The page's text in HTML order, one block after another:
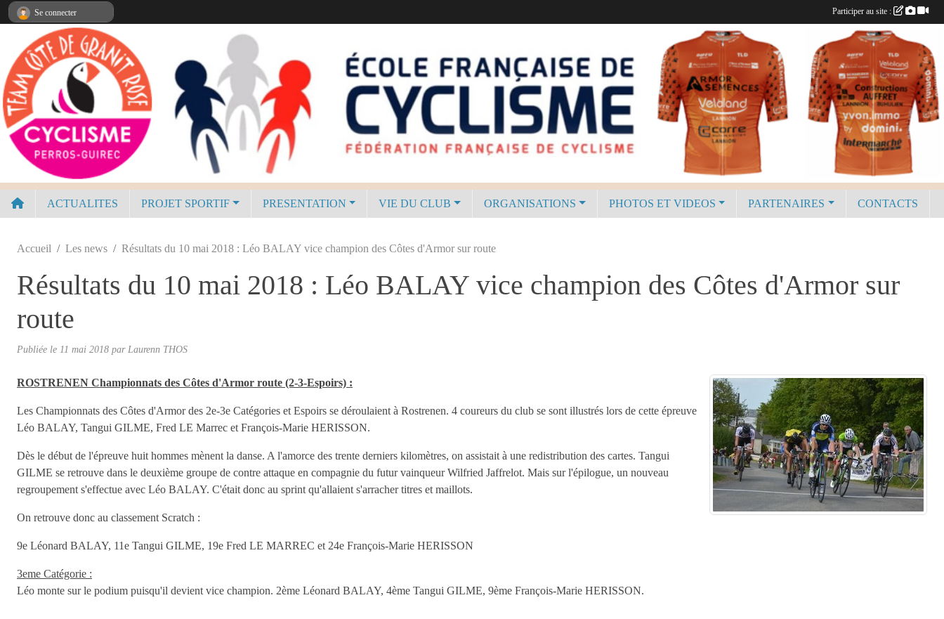
ACTUALITES PROJET SPORTIF PRESENTATION VIE DU CLUB ORGANISATIONS PHOTOS ET VIDEOS PARTENAIRES CONTACTS
Accueil Les news Résultats du 10 mai 2018 : Léo BALAY vice champion des Côtes d'Armor sur route
Résultats du 10 mai 2018 : Léo BALAY vice champion des Côtes d'Armor sur
route
Publiée le 11 mai 2018 par Laurenn THOS
ROSTRENEN Championnats des Côtes d'Armor route (2-3-Espoirs) :
Les Championnats des Côtes d'Armor des 2e-3e Catégories et Espoirs se déroulaient à Rostrenen. 4 coureurs du club se sont illustrés lors de cette épreuve
Léo BALAY, Tangui GILME, Fred LE Marrec et François-Marie HERISSON.
Dès le début de l'épreuve huit hommes mènent la danse. A l'amorce des trente derniers kilomètres, on assistait à une redistribution des cartes. Tangui
GILME se retrouve dans le deuxième groupe de contre attaque en compagnie du futur vainqueur Wilfried Jaffrelot. Mais sur l'épilogue, un nouveau
regroupement s'effectue avec Léo BALAY. C'était donc au sprint qu'allaient s'arracher titres et maillots.
On retrouve donc au classement Scratch :
9e Léonard BALAY, 11e Tangui GILME, 19e Fred LE MARREC et 24e François-Marie HERISSON
3eme Catégorie :
Léo monte sur le podium puisqu'il devient vice champion. 2ème Léonard BALAY, 4ème Tangui GILME, 9ème François-Marie HERISSON.
Se connecter Participer au site :
Panneau de gestion des cookies